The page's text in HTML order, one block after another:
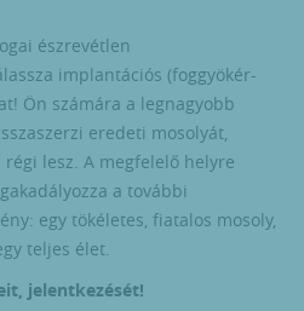
észrevétlen
implantációs (foggyökér-
Ön számára a legnagyobb
eredeti mosolyát,
lesz. A megfelelő helyre
a további
egy tökéletes, fiatalos mosoly,
teljes élet.
jelentkezését!